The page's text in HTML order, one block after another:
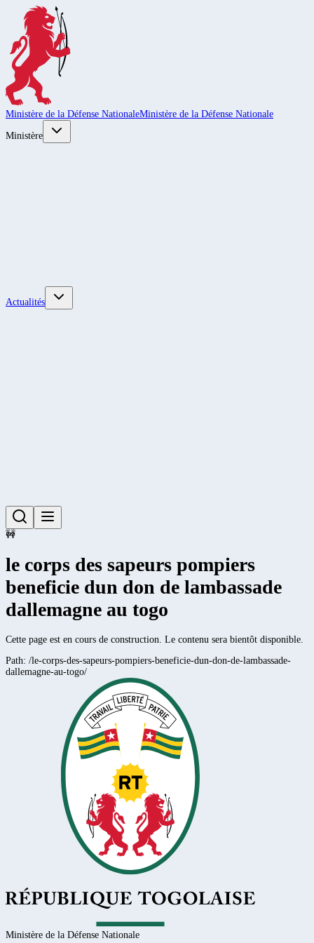
Ministère de la Défense NationaleMinistère de la Défense Nationale
Ministère
Actualités
🚧
le corps des sapeurs pompiers
beneficie dun don de lambassade
dallemagne au togo
Cette page est en cours de construction. Le contenu sera bientôt disponible.
Path: /le-corps-des-sapeurs-pompiers-beneficie-dun-don-de-lambassade-
dallemagne-au-togo/
Ministère de la Défense Nationale